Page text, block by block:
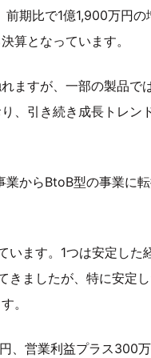
期比で1億1,900万円
算となっています。
ますが、一部の製品で
、引き続き成長トレン
からBtoB型の事業に
ます。1つは安定した
ましたが、特に安定
。
、営業利益プラス300